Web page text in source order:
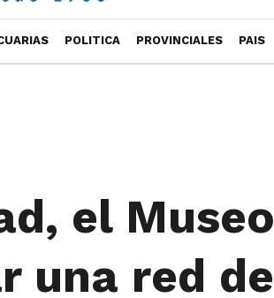
POLITICA PROVINCIALES PAIS
el Museo
una red de